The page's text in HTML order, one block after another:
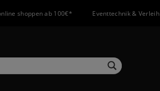
shoppen ab 100€* Eventtechnik & Verleih